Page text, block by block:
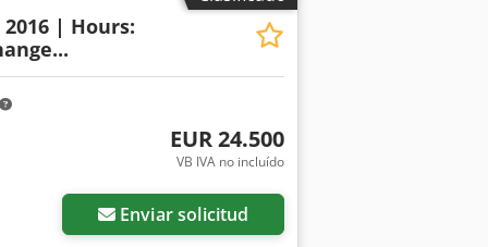
2016 | Hours:
EUR 24.500
VB IVA no incluído
Enviar solicitud